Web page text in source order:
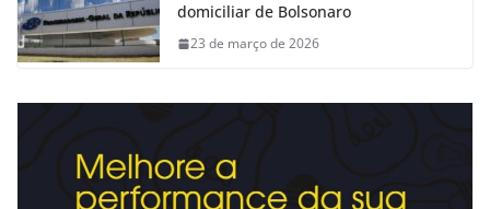
domiciliar de Bolsonaro
23 de março de 2026